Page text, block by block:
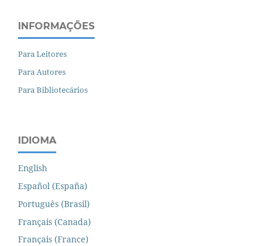
INFORMAÇÕES
Para Leitores
Para Autores
Para Bibliotecários
IDIOMA
English
Español (España)
Português (Brasil)
Français (Canada)
Français (France)